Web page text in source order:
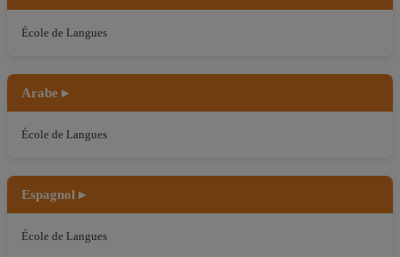
École de Langues
Arabe ▸
École de Langues
Espagnol ▸
École de Langues